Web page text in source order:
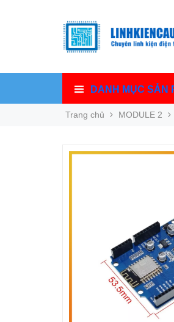
DANH MỤC SẢN
Trang chủ MODULE 2